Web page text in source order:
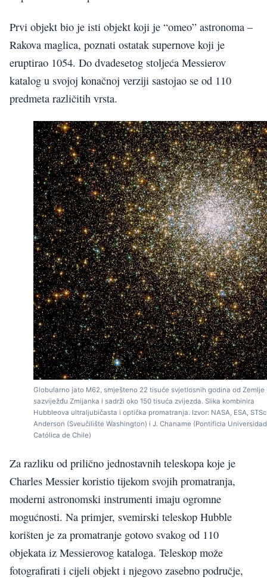
Prvi objekt bio je isti objekt koji je “omeo” astronoma –
Rakova maglica, poznati ostatak supernove koji je
eruptirao 1054. Do dvadesetog stoljeća Messierov
katalog u svojoj konačnoj verziji sastojao se od 110
predmeta različitih vrsta.
Globularno jato M62, smješteno 22 tisuće svjetlosnih godina od Zemlje
sazviježđu Zmijanka i sadrži oko 150 tisuća zvijezda. Slika kombinira
Hubbleova ultraljubičasta i optička promatranja. Izvor: NASA, ESA,
Anderson (Sveučilište Washington) i J. Chaname (Pontificia Universidad
Católica de Chile)
Za razliku od prilično jednostavnih teleskopa koje je
Charles Messier koristio tijekom svojih promatranja,
moderni astronomski instrumenti imaju ogromne
mogućnosti. Na primjer, svemirski teleskop Hubble
korišten je za promatranje gotovo svakog od 110
objekata iz Messierovog kataloga. Teleskop može
fotografirati i cijeli objekt i njegovo zasebno područje,